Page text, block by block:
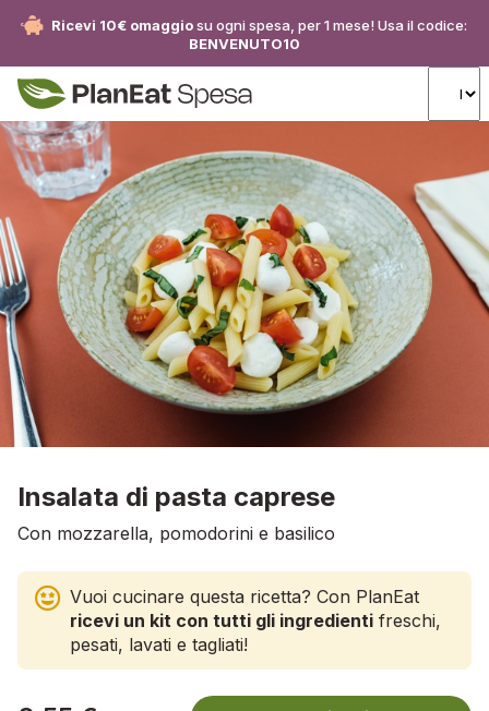
Ricevi 10€ omaggiosu ogni spesa, per 1 mese! Usa il codice:
BENVENUTO10
Insalata di pasta caprese
Con mozzarella, pomodorini e basilico
Vuoi cucinare questa ricetta? Con PlanEat
ricevi un kit con tutti gli ingredienti freschi,
pesati, lavati e tagliati!